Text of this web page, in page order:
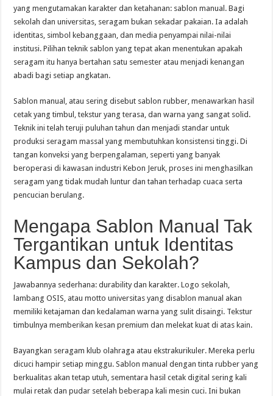
yang mengutamakan karakter dan ketahanan: sablon manual. Bagi
sekolah dan universitas, seragam bukan sekadar pakaian. Ia adalah
identitas, simbol kebanggaan, dan media penyampai nilai-nilai
institusi. Pilihan teknik sablon yang tepat akan menentukan apakah
seragam itu hanya bertahan satu semester atau menjadi kenangan
abadi bagi setiap angkatan.
Sablon manual, atau sering disebut sablon rubber, menawarkan hasil
cetak yang timbul, tekstur yang terasa, dan warna yang sangat solid.
Teknik ini telah teruji puluhan tahun dan menjadi standar untuk
produksi seragam massal yang membutuhkan konsistensi tinggi. Di
tangan konveksi yang berpengalaman, seperti yang banyak
beroperasi di kawasan industri Kebon Jeruk, proses ini menghasilkan
seragam yang tidak mudah luntur dan tahan terhadap cuaca serta
pencucian berulang.
Mengapa Sablon Manual Tak
Tergantikan untuk Identitas
Kampus dan Sekolah?
Jawabannya sederhana: durability dan karakter. Logo sekolah,
lambang OSIS, atau motto universitas yang disablon manual akan
memiliki ketajaman dan kedalaman warna yang sulit disaingi. Tekstur
timbulnya memberikan kesan premium dan melekat kuat di atas kain.
Bayangkan seragam klub olahraga atau ekstrakurikuler. Mereka perlu
dicuci hampir setiap minggu. Sablon manual dengan tinta rubber yang
berkualitas akan tetap utuh, sementara hasil cetak digital sering kali
mulai retak dan pudar setelah beberapa kali mesin cuci. Ini bukan